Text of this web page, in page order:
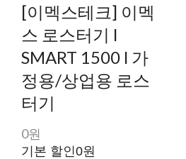
[이멕스테크] 이멕
스 로스터기 l
SMART 1500 l 가
정용/상업용 로스
터기
0원
기본 할인0원